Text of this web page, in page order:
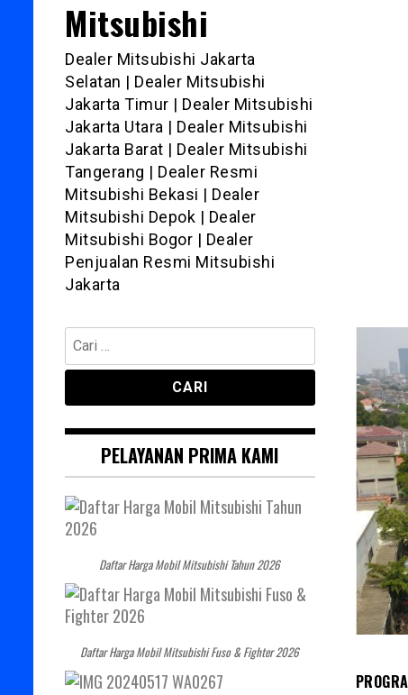
Mitsubishi
Dealer Mitsubishi Jakarta
Selatan | Dealer Mitsubishi
Jakarta Timur | Dealer Mitsubishi
Jakarta Utara | Dealer Mitsubishi
Jakarta Barat | Dealer Mitsubishi
Tangerang | Dealer Resmi
Mitsubishi Bekasi | Dealer
Mitsubishi Depok | Dealer
Mitsubishi Bogor | Dealer
Penjualan Resmi Mitsubishi
Jakarta
Cari
untuk:
PELAYANAN PRIMA KAMI
Daftar Harga Mobil Mitsubishi Tahun 2026
Daftar Harga Mobil Mitsubishi Fuso & Fighter 2026